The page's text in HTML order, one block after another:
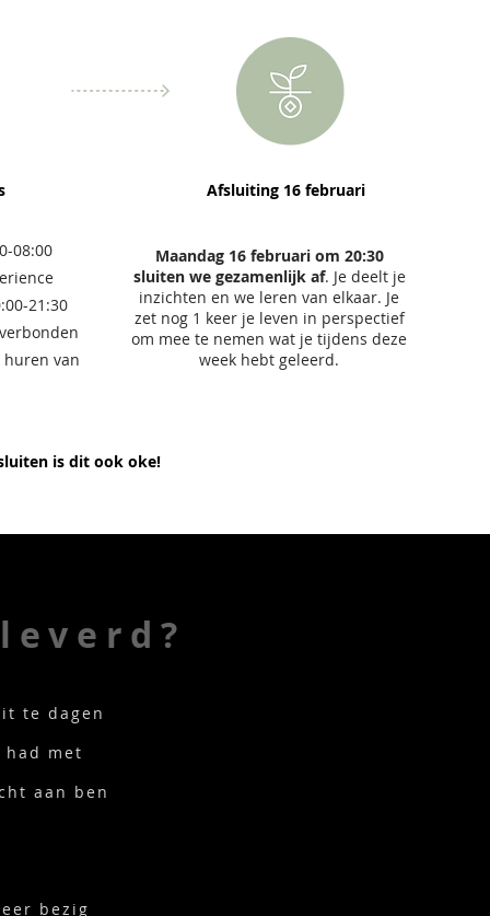
4
08:00
21:30
huren van
Afsluiting 16 februari
Maandag 16 februari om 20:30
sluiten we gezamenlijk af. Je deelt je
inzichten en we leren van elkaar. Je
zet nog 1 keer je leven in perspectief
om mee te nemen wat je tijdens deze
week hebt geleerd.
is dit ook oke!
te dagen
met
aan ben
bezig